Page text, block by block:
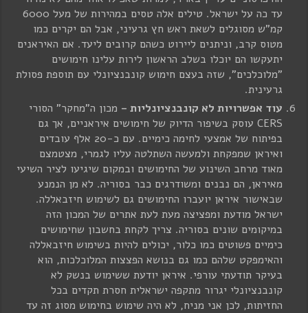
עד כה על ישראל. טילים אלה טסים במהירות של מעל 6000
קמ"ש מסוגלים לשאת ראש חץ גרעיני, אבל הם יקרים כמו
מטוס קרב, וניתנים ליירוט כשהם קרובים ליעד. אם האיראנים
יתעקשו הם יוכלו בשלב הראשון לירות עלינו חימושים
"מלוכלכים", שזה בעצם חימוש קונבנציונלי עם תוספת פסולת
גרעינית.
עוד אפשרויות לא קונבנציונליות – מכון ה"מחקר" הסורי
CERS עוסק בשיפור הדיוק של חימושים איראניים, אך גם
בפיתוח של אמצעי לחימה כימיים. עם כ-20 אלף עובדים
ואיראן שמפקחת ולמעשה השתלטה עליו לגמרי, מצטמצם
מאוד מרחב השינוע של החימושים ובמקום שיגיעו לציר השיעי
מאיראן, הם נבנים ומשודרגים כבר בסוריה. לא מן הנמנע
שבאישור איראן יועברו החימושים גם לשימוש חיזבאללה.
ישראל מודעת ומפציצה מעת לעת אתרים של המכון הזה
במיקומים שונים בסוריה. צריך לקחת בחשבון שחימושים
כימיים פשוטים כמו כלור, יכולים להיות בשימוש חיזבאללה
והאימפקט שלהם כמו גם בנושא הפצצות המלוכלכות, הוא
בעיקר תודעתי עורפי. איראן יודעת ששימוש בנשק לא
קונבנציונלי יגרור מתקפה ישראלית חסרת תקדים בכל
החזיתות, לכן אני מניח, לא היה שימוש בחימוש מסוג זה עד